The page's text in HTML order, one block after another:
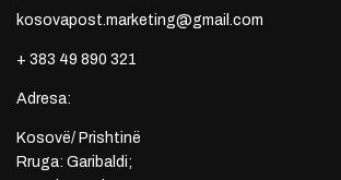
kosovapost.marketing@gmail.com
+ 383 49 890 321
Adresa:
Kosovë/ Prishtinë
Rruga: Garibaldi;